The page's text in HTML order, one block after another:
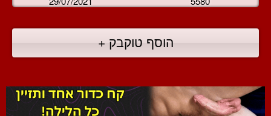
הוסף טוקבק +